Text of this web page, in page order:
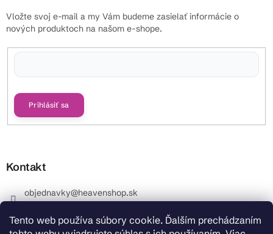
Tento web používa súbory cookie. Ďalším prechádzaním
Vložte svoj e-mail a my Vám budeme zasielať informácie o
nových produktoch na našom e-shope.
Prihlásiť sa
Kontakt
objednavky@heavenshop.sk
_Info objednávky : +421 914 399 399 Pracovné dni od